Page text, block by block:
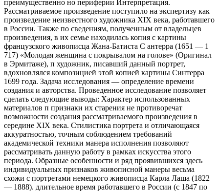
преимущественно но периферии Интерпретация.
Рассматриваемое произведение поступило на экспертизу как
произведение неизвестного художника XIX века, работавшего
в России. Также по сведениям, полученным от владельцев
произведения, в их семье находилась копия с картины
французского живописца Жана-Батиста С антерра (1651 — 1
717) «Молодая женщина с покрывалом на голове» (Оригинал
в Эрмитаже), п художник, писавший данный портрет,
вдохновлялся композицией этой копией картины Синтерра
1699 года. Задача исследования — определение времени
создания и авторства. Проведенное исследование позволяет
сделать следующие выводы: Характер использованных
материалов п признаки их старения не противоречат
возможности создания рассматриваемого произведения в
середине XIX века. Стилистика портрета и отличающаяся
аккуратностью, точным соблюдением требований
академической техники манера исполнения позволяют
рассматривать данную работу в рамках искусства этого
периода. Образные особенности и ряд проявившихся здесь
индивидуальных признаков живописной манеры весьма
схожи с портретами немецкого живописца Карла Лаша (1822
— 1888). длительное время работавшего в России (с 1847 по